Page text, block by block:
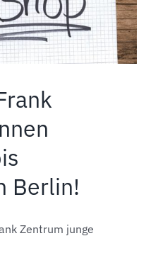
Berlin!
Zentrum junge